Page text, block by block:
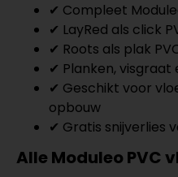
✔ Compleet
✔ LayRed als click
✔ Roots als plak
✔ Planken, visgraat
✔ Geschikt voor
opbouw
✔ Gratis snijverlies
Alle Moduleo PVC